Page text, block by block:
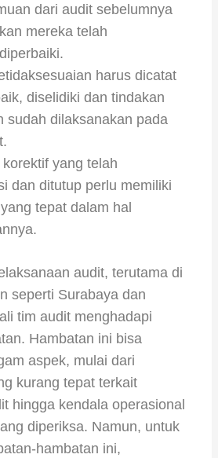
dari audit sebelumnya
mereka telah
harus dicatat
diselidiki dan tindakan
sudah dilaksanakan pada
yang telah
dan ditutup perlu memiliki
tepat dalam hal
audit, terutama di
seperti Surabaya dan
tim audit menghadapi
Hambatan ini bisa
aspek, mulai dari
kurang tepat terkait
hingga kendala operasional
diperiksa. Namun, untuk
hambatan ini,